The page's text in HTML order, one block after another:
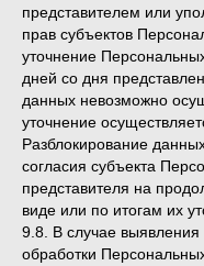
представителем или
прав субъектов
уточнение
дней со дня
данных невозможно
уточнение
Разблокирование
согласия субъекта
представителя на
виде или по итогам их
9.8. В случае
обработки